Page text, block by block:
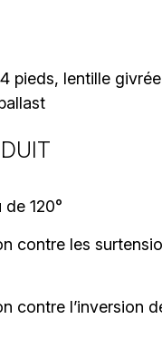
pieds, lentille
de 120°
contre les
contre l’inversion